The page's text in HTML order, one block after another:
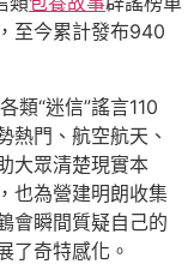
至今累計發布940
類“迷信”謠言110
熱門、航空航天、
大眾清楚現實本
也為營建明朗收集
會瞬間質疑自己的
了奇特感化。